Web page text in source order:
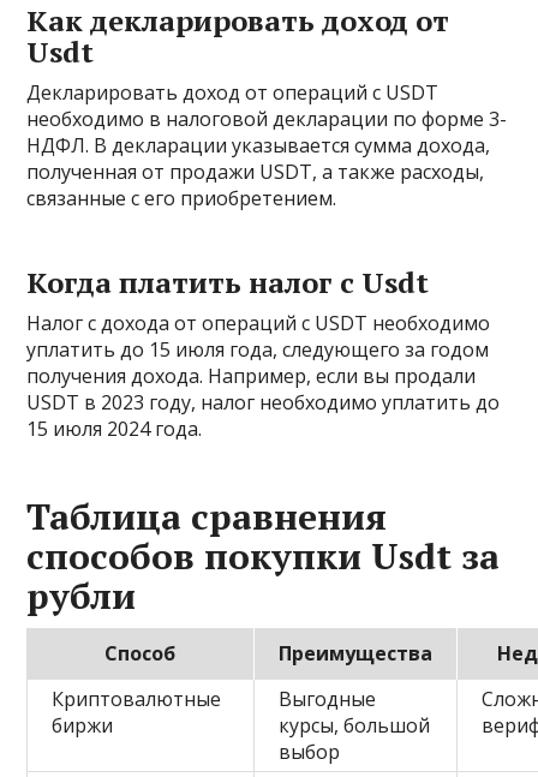
Как декларировать доход от
Usdt
Декларировать доход от операций с USDT
необходимо в налоговой декларации по форме 3-
НДФЛ. В декларации указывается сумма дохода,
полученная от продажи USDT, а также расходы,
связанные с его приобретением.
Когда платить налог с Usdt
Налог с дохода от операций с USDT необходимо
уплатить до 15 июля года, следующего за годом
получения дохода. Например, если вы продали
USDT в 2023 году, налог необходимо уплатить до
15 июля 2024 года.
Таблица сравнения
способов покупки Usdt за
рубли
Способ Преимущества
Криптовалютные
биржи
Выгодные
курсы, большой
выбор